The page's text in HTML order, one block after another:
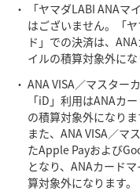
「ヤマダLABI ANA
はございません。「
ド」での決済は、
イルの積算対象外にな
ANA VISA／マスター
「iD」利用はANAカ
の積算対象外になりま
また、ANA VISA／マ
たApple Payおよび
となり、ANAカード
算対象外になります。